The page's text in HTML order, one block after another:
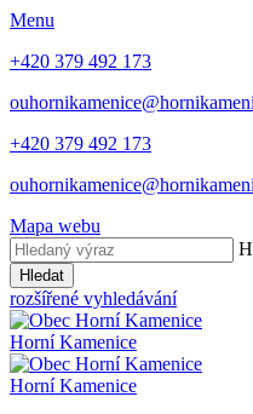
Menu
+420 379 492 173
+420 379 492 173
Mapa webu
Hledat
rozšířené vyhledávání
Horní Kamenice
Horní Kamenice